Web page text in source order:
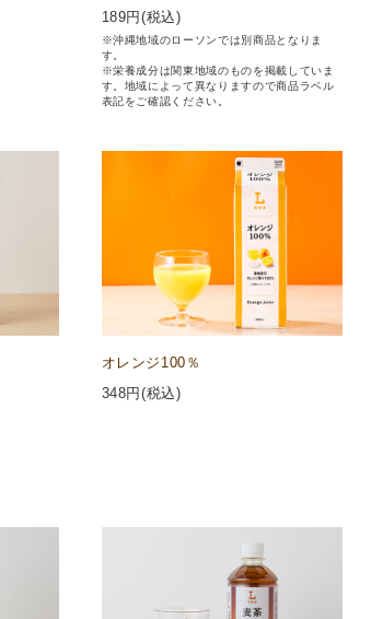
189円(税込)
※沖縄地域のローソンでは別商品となりま
す。
※栄養成分は関東地域のものを掲載していま
す。地域によって異なりますので商品ラベル
表記をご確認ください。
オレンジ100％
348円(税込)